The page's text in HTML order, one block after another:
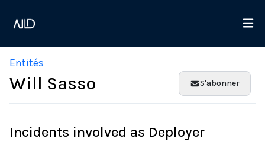
Entités
Will Sasso S'abonner
Incidents involved as Deployer